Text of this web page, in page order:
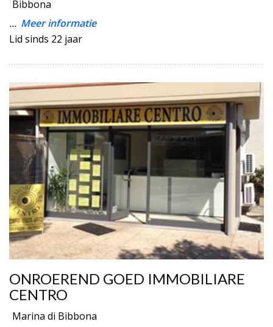
Bibbona
... Meer informatie
Lid sinds 22 jaar
ONROEREND GOED IMMOBILIARE
CENTRO
Marina di Bibbona